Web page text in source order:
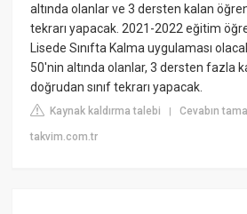
altında olanlar ve 3 dersten kalan
tekrarı yapacak. 2021-2022 eğitim
Lisede Sınıfta Kalma uygulaması
50'nin altında olanlar, 3 dersten fazla
doğrudan sınıf tekrarı yapacak.
Kaynak kaldırma talebi |Cevabın
takvim.com.tr